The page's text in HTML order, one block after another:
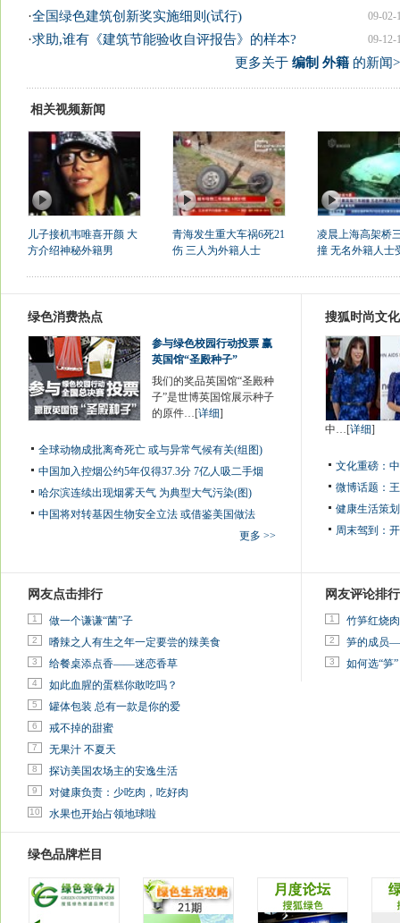
09-02-
·全国绿色建筑创新奖实施细则(试行)
09-12-
·求助,谁有《建筑节能验收自评报告》的样本?
更多关于 编制 外籍的新闻
相关视频新闻
儿子接机韦唯喜开颜 大
方介绍神秘外籍男
青海发生重大车祸6死21
伤 三人为外籍人士
凌晨上海高架桥
撞 无名外籍人士
绿色消费热点
参与绿色校园行动投票 赢
英国馆“圣殿种子”
我们的奖品英国馆“圣殿种
子”是世博英国馆展示种子
的原件…[详细]
全球动物成批离奇死亡 或与异常气候有关(组图)
中国加入控烟公约5年仅得37.3分 7亿人吸二手烟
哈尔滨连续出现烟雾天气 为典型大气污染(图)
中国将对转基因生物安全立法 或借鉴美国做法
更多 >>
搜狐时尚文
中…[详细]
文化重磅：
微博话题：
健康生活策
周末驾到：
网友点击排行
1 做一个谦谦“菌”子
2 嗜辣之人有生之年一定要尝的辣美食
3 给餐桌添点香——迷恋香草
4 如此血腥的蛋糕你敢吃吗？
5 罐体包装 总有一款是你的爱
6 戒不掉的甜蜜
7 无果汁 不夏天
8 探访美国农场主的安逸生活
9 对健康负责：少吃肉，吃好肉
10 水果也开始占领地球啦
网友评论排行
1 竹笋红烧肉
2 笋的成员
3 如何选“笋”
绿色品牌栏目